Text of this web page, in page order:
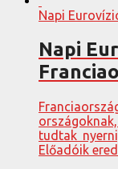
Napi
Napi
tudtak
Előadóik